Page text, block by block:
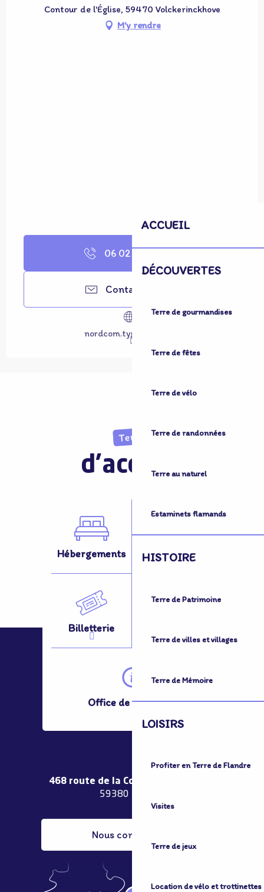
ACCUEIL
DÉCOUVERTES
Terre de gourmandises
Terre de fêtes
Terre de vélo
Terre de randonnées
Terre au naturel
Estaminets flamands
HISTOIRE
Terre de Patrimoine
Terre de villes et villages
Terre de Mémoire
LOISIRS
Profiter en Terre de Flandre
Visites
Terre de jeux
Location de vélo et trottinettes
Contour de l'Église, 59470 Volckerinckhove
M'y rendre
06 02 27 44
Contactez-nous
nordcom.typeform.com
Terre
d'accueil
Hébergements Activités
Billetterie
Office de Tourisme
468 route de la Couronne de Bierne
59380 Bergues
Nous contacter